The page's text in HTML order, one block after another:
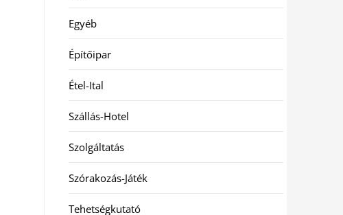
Egyéb
Építőipar
Étel-Ital
Szállás-Hotel
Szolgáltatás
Szórakozás-Játék
Tehetségkutató